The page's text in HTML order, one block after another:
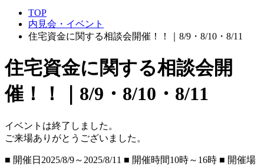
TOP
内見会・イベント
住宅資金に関する相談会開催！！｜8/9・8/10・8/11
住宅資金に関する相談会開
催！！｜8/9・8/10・8/11
イベントは終了しました。
ご来場ありがとうございました。
■ 開催⽇ 2025/8/9～2025/8/11 ■ 開催時間10時～16時 ■ 開催場